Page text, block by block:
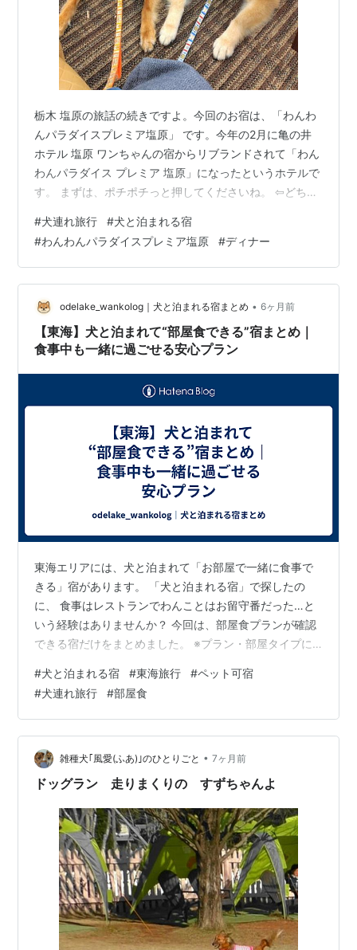
栃木 塩原の旅話の続きですよ。今回のお宿は、「わんわ
んパラダイスプレミア塩原」 です。今年の2月に亀の井
ホテル 塩原 ワンちゃんの宿からリブランドされて「わん
わんパラダイス プレミア 塩原」になったというホテルで
す。 まずは、ポチポチっと押してくださいね。 ⇦どちら
りがとうございます。 こちらがロビーです。わんわんパ
ラダイスホテルは、2009年の風ちゃんの頃からよく利用
しているホテルで、風ちゃんとは、鳥羽わんわんパラダ
イスホテルや高山わんわんパラダイスホテルなどに泊り
ました。 特に高山わんわんパラダイスホテルは、ゴージ
ャスでふうりんコンビでも…
#犬連れ旅行 #犬と泊まれる宿
#わんわんパラダイスプレミア塩原 #ディナー
odelake_wankolog｜犬と泊まれる宿まとめ • 6ヶ月前
【東海】犬と泊まれて“部屋食できる”宿まとめ｜
食事中も一緒に過ごせる安心プラン
東海エリアには、犬と泊まれて「お部屋で一緒に食事で
きる」宿があります。 「犬と泊まれる宿」で探したの
に、 食事はレストランでわんことはお留守番だった…と
いう経験はありませんか？ 今回は、部屋食プランが確認
できる宿だけをまとめました。 ※プラン・部屋タイプに
長岡温泉 小松家八の坊 ・夕朝ともに部屋食対応プランあ
り（セルフ形式） ・露天風呂付き客室あり スタッフの出
入りを最小限にしたスタイルで、 犬と落ち着いて食事が
できるのが特徴。 伊豆旅行で“安心優先”なら選択肢に入
ります。 a.r10.to 三重｜Love & Peace Re…
#犬と泊まれる宿 #東海旅行 #ペット可宿
#犬連れ旅行 #部屋食
雑種犬｢風愛(ふあ)｣のひとりごと • 7ヶ月前
ドッグラン 走りまくりの すずちゃんよ